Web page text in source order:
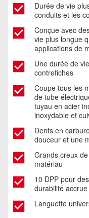
Durée de vie
conduits et les
Conçue avec
vie plus longue
applications de
Une durée de
contrefiches ​
Coupe tous les
de tube
tuyau en acier
inoxydable et
Dents en
douceur et une
Grands creux
matériau​
10 DPP pour
durabilité
Languette